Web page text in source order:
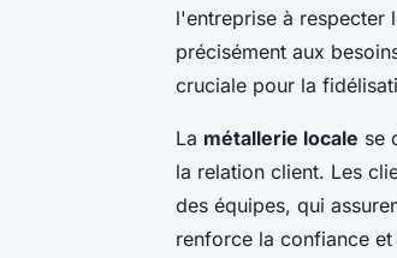
l'entreprise à respecter
précisément aux
cruciale pour la
La métallerie locale se
la relation client. Les
des équipes, qui
renforce la confiance